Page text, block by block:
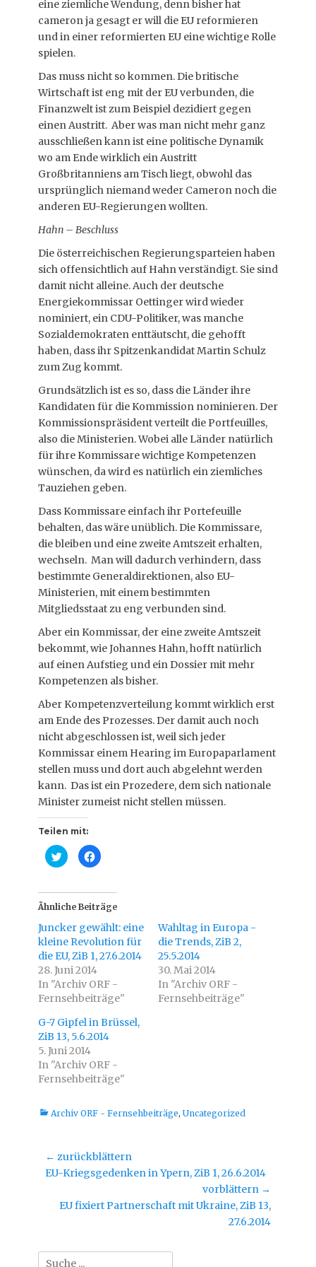
eine ziemliche Wendung, denn bisher hat
cameron ja gesagt er will die EU reformieren
und in einer reformierten EU eine wichtige Rolle
spielen.
Das muss nicht so kommen. Die britische
Wirtschaft ist eng mit der EU verbunden, die
Finanzwelt ist zum Beispiel dezidiert gegen
einen Austritt. Aber was man nicht mehr ganz
ausschließen kann ist eine politische Dynamik
wo am Ende wirklich ein Austritt
Großbritanniens am Tisch liegt, obwohl das
ursprünglich niemand weder Cameron noch die
anderen EU-Regierungen wollten.
Hahn – Beschluss
Die österreichischen Regierungsparteien haben
sich offensichtlich auf Hahn verständigt. Sie sind
damit nicht alleine. Auch der deutsche
Energiekommissar Oettinger wird wieder
nominiert, ein CDU-Politiker, was manche
Sozialdemokraten enttäutscht, die gehofft
haben, dass ihr Spitzenkandidat Martin Schulz
zum Zug kommt.
Grundsätzlich ist es so, dass die Länder ihre
Kandidaten für die Kommission nominieren. Der
Kommissionspräsident verteilt die Portfeuilles,
also die Ministerien. Wobei alle Länder natürlich
für ihre Kommissare wichtige Kompetenzen
wünschen, da wird es natürlich ein ziemliches
Tauziehen geben.
Dass Kommissare einfach ihr Portefeuille
behalten, das wäre unüblich. Die Kommissare,
die bleiben und eine zweite Amtszeit erhalten,
wechseln. Man will dadurch verhindern, dass
bestimmte Generaldirektionen, also EU-
Ministerien, mit einem bestimmten
Mitgliedsstaat zu eng verbunden sind.
Aber ein Kommissar, der eine zweite Amtszeit
bekommt, wie Johannes Hahn, hofft natürlich
auf einen Aufstieg und ein Dossier mit mehr
Kompetenzen als bisher.
Aber Kompetenzverteilung kommt wirklich erst
am Ende des Prozesses. Der damit auch noch
nicht abgeschlossen ist, weil sich jeder
Kommissar einem Hearing im Europaparlament
stellen muss und dort auch abgelehnt werden
kann. Das ist ein Prozedere, dem sich nationale
Minister zumeist nicht stellen müssen.
Teilen mit:
K
l
,
u
m
b
e
r
T
w
i
t
t
e
u
t
e
i
l
e
n
(
r
d
u
e
m
n
s
e
ö
K
l
,
u
m
u
f
F
a
c
e
b
o
o
u
t
e
e
n
(
r
d
e
u
m
n
s
e
Ähnliche Beiträge
Juncker gewählt: eine
kleine Revolution für
die EU, ZiB 1, 27.6.2014
28. Juni 2014
In "Archiv ORF -
Fernsehbeiträge"
Wahltag in Europa -
die Trends, ZiB 2,
25.5.2014
30. Mai 2014
In "Archiv ORF -
Fernsehbeiträge"
G-7 Gipfel in Brüssel,
ZiB 13, 5.6.2014
5. Juni 2014
In "Archiv ORF -
Fernsehbeiträge"
Kategorien
Archiv ORF - Fernsehbeiträge, Uncategorized
Beitragsnavigation
← zurückblättern
Vorheriger
EU-Kriegsgedenken in Ypern, ZiB 1, 26.6.2014
vorblättern →
Nächster
EU fixiert Partnerschaft mit Ukraine, ZiB 13,
27.6.2014
Suche